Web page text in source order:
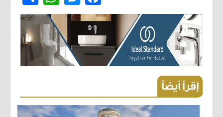
إقرأ أيضاً